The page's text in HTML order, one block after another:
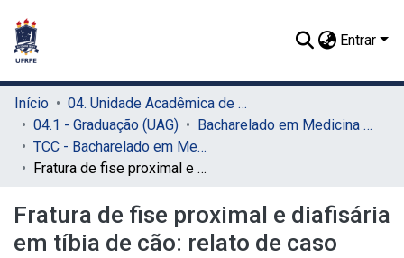
Entrar
Início
04. Unidade Acadêmica de Garanhuns (UAG)
04.1 - Graduação (UAG)
Bacharelado em Medicina Veterinária (UAG)
TCC - Bacharelado em Medicina Veterinária (UAG)
Fratura de fise proximal e diafisária em tíbia de cão: relato de caso
Fratura de fise proximal e diafisária
em tíbia de cão: relato de caso